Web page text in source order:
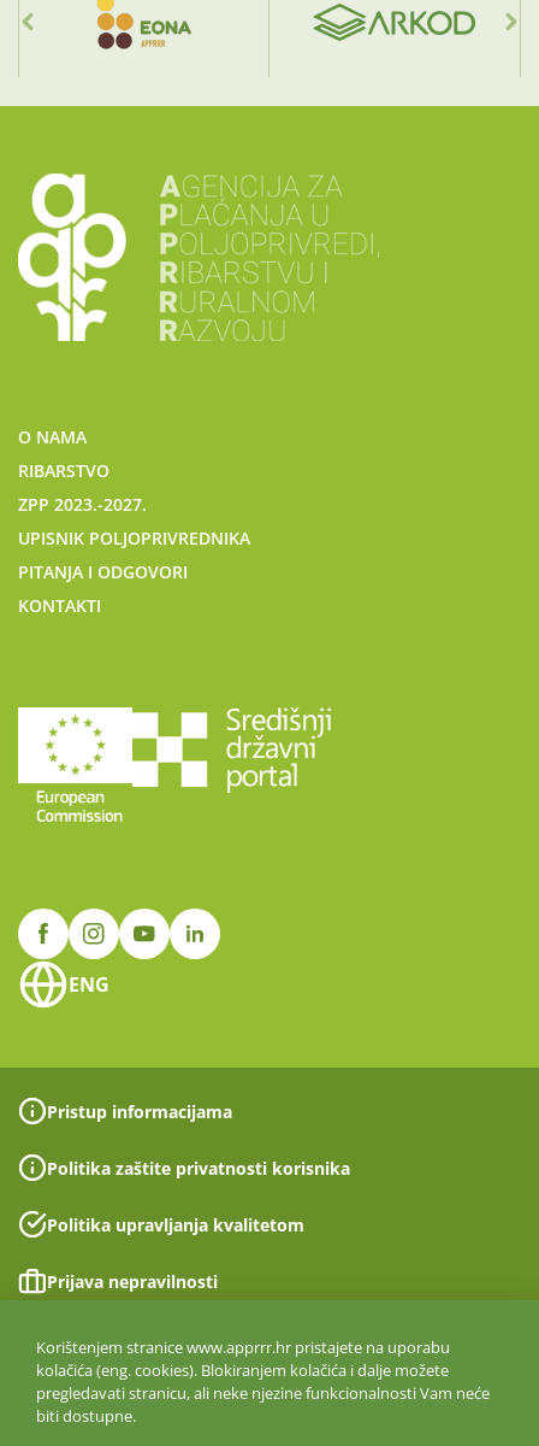
O NAMA
RIBARSTVO
ZPP 2023.-2027.
UPISNIK POLJOPRIVREDNIKA
PITANJA I ODGOVORI
KONTAKTI
ENG
Pristup informacijama
Politika zaštite privatnosti korisnika
Politika upravljanja kvalitetom
Prijava nepravilnosti
Izjava o pristupačnosti
Politika informacijske sigurnosti
Korištenjem stranice www.apprrr.hr pristajete na uporabu
kolačića (eng. cookies). Blokiranjem kolačića i dalje možete
pregledavati stranicu, ali neke njezine funkcionalnosti Vam neće
biti dostupne.